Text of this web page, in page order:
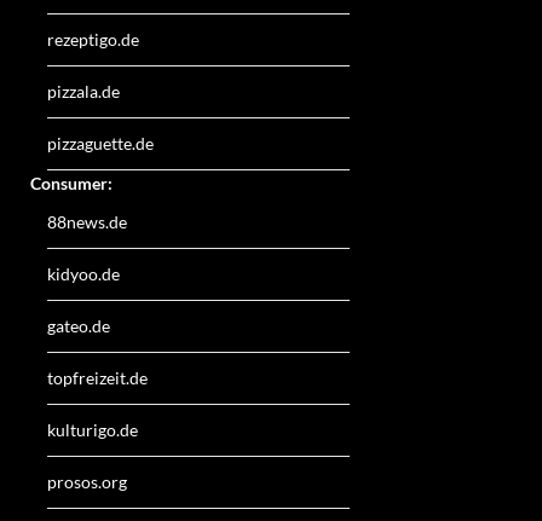
rezeptigo.de
pizzala.de
pizzaguette.de
Consumer:
88news.de
kidyoo.de
gateo.de
topfreizeit.de
kulturigo.de
prosos.org